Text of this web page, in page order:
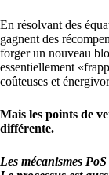
En résolvant des
gagnent des
forger un nouveau
essentiellement
coûteuses et
Mais les points de
différente.
Les mécanismes